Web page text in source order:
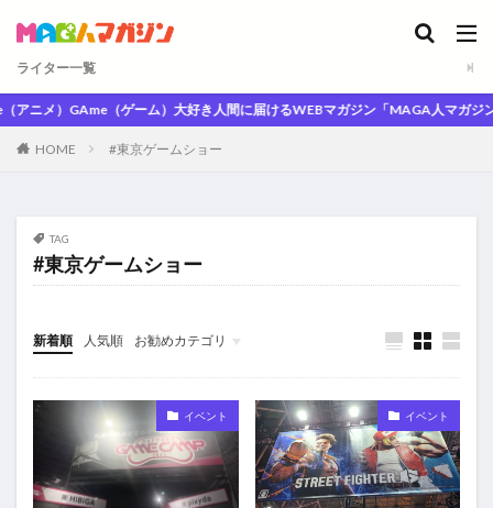
ライター一覧
）GAme（ゲーム）大好き人間に届けるWEBマガジン「MAGA人マガジン」
HOME #東京ゲームショー
TAG
#東京ゲームショー
新着順 人気順 お勧めカテゴリ
未分類
イベント イベント